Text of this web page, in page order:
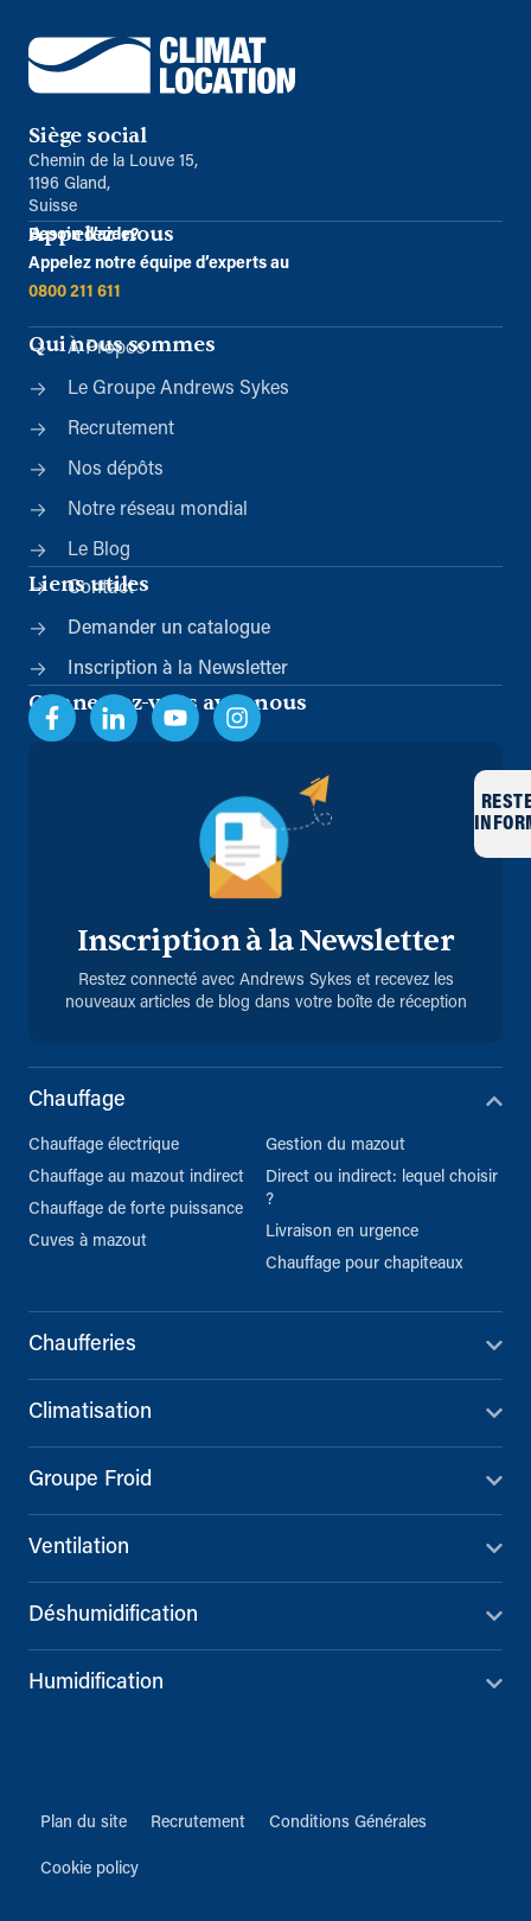
Siège social
Chemin de la Louve 15,
1196 Gland,
Suisse
Appelez-nous
Besoin d’aide?
Appelez notre équipe d’experts au
0800 211 611
Qui nous sommes
À Propos
Le Groupe Andrews Sykes
Recrutement
Nos dépôts
Notre réseau mondial
Le Blog
Liens utiles
Contact
Demander un catalogue
Inscription à la Newsletter
Connectez-vous avec nous
Inscription à la Newsletter
Restez connecté avec Andrews Sykes et recevez les
nouveaux articles de blog dans votre boîte de réception
Chauffage
Chauffage électrique
Chauffage au mazout indirect
Chauffage de forte puissance
Cuves à mazout
Gestion du mazout
Direct ou indirect: lequel choisir
?
Livraison en urgence
Chauffage pour chapiteaux
Chaufferies
Climatisation
Groupe Froid
Ventilation
Déshumidification
Humidification
Plan du site Recrutement Conditions Générales
Cookie policy